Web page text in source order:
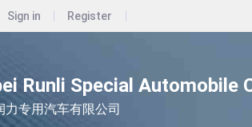
Sign in Register
Runli Special Automobile
力专用汽车有限公司